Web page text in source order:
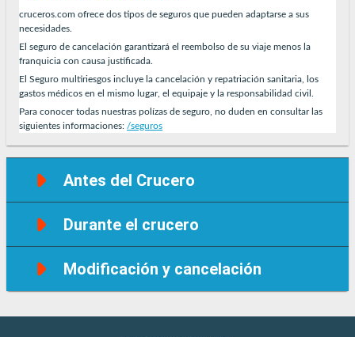
cruceros.com ofrece dos tipos de seguros que pueden adaptarse a sus
necesidades.
El seguro de cancelación garantizará el reembolso de su viaje menos la
franquicia con causa justificada.
El Seguro multiriesgos incluye la cancelación y repatriación sanitaria, los
gastos médicos en el mismo lugar, el equipaje y la responsabilidad civil.
Para conocer todas nuestras polízas de seguro, no duden en consultar las
siguientes informaciones: /seguros
Antes del Crucero
Durante el crucero
Modificación y cancelación